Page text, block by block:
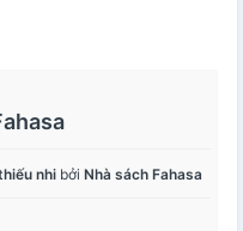
nhi bởi Nhà sách Fahasa